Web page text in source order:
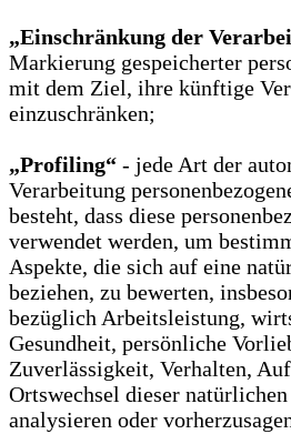
„Einschränkung der
Markierung gespeicherter
mit dem Ziel, ihre künftige
einzuschränken;
„Profiling“ - jede Art der
Verarbeitung
besteht, dass diese
verwendet werden, um
Aspekte, die sich auf eine
beziehen, zu bewerten,
bezüglich Arbeitsleistung,
Gesundheit, persönliche
Zuverlässigkeit, Verhalten,
Ortswechsel dieser natürlichen
analysieren oder